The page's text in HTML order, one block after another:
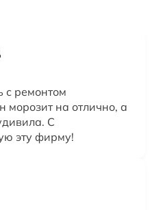
с ремонтом
морозит на отлично, а
С
эту фирму!